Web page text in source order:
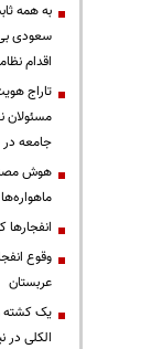
به همه
سعودی
اقدام
تاراج
مسئولان
جامعه
هوش
انفجارها
وقوع
عربستان
الکلی در